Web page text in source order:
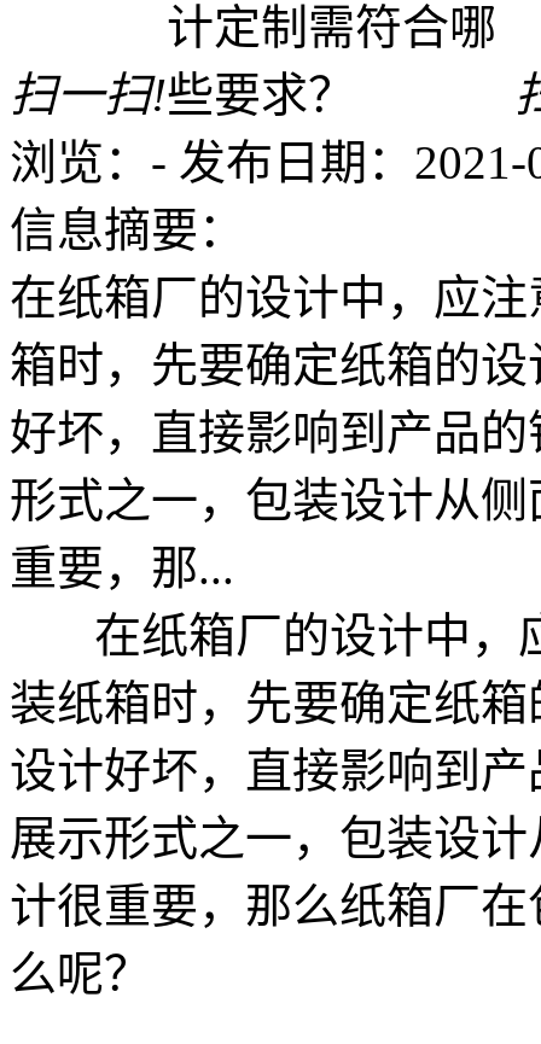
扫一扫!
浏览： - 发布日期：2021-
信息摘要：
在纸箱厂的设计中，应
箱时，先要确定纸箱的
好坏，直接影响到产品
形式之一，包装设计从
重要，那...
在纸箱厂的设计中，
装纸箱时，先要确定纸
设计好坏，直接影响到
展示形式之一，包装设
计很重要，那么纸箱厂
么呢？